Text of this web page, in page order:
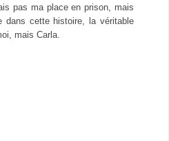
pas ma place en prison, mais
dans cette histoire, la véritable
mais Carla.